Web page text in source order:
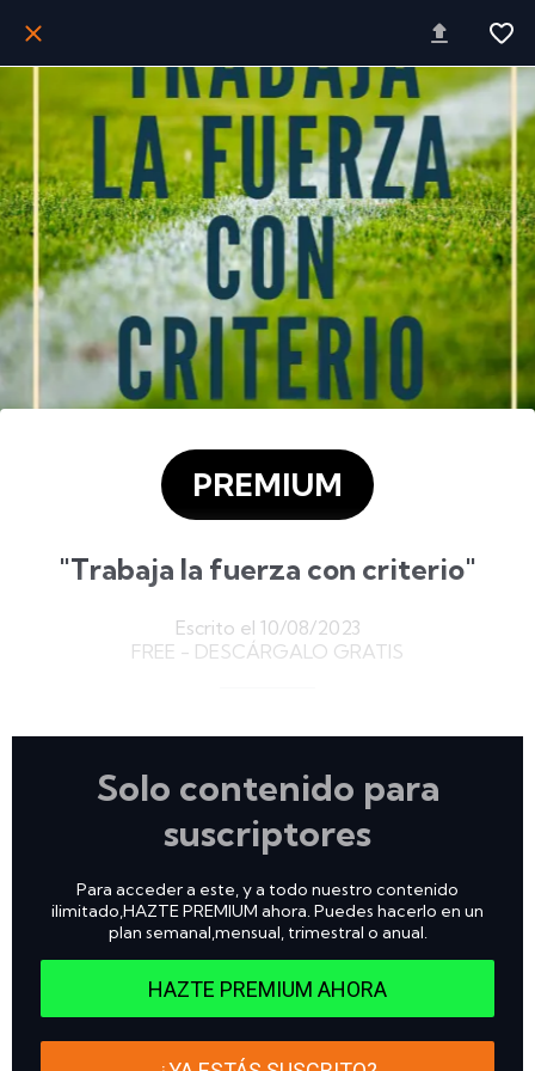
PREMIUM
"Trabaja la fuerza con criterio"
Escrito el 10/08/2023
FREE - DESCÁRGALO GRATIS
Solo contenido para
suscriptores
Para acceder a este, y a todo nuestro contenido
ilimitado,HAZTE PREMIUM ahora. Puedes hacerlo en un
plan semanal,mensual, trimestral o anual.
HAZTE PREMIUM AHORA